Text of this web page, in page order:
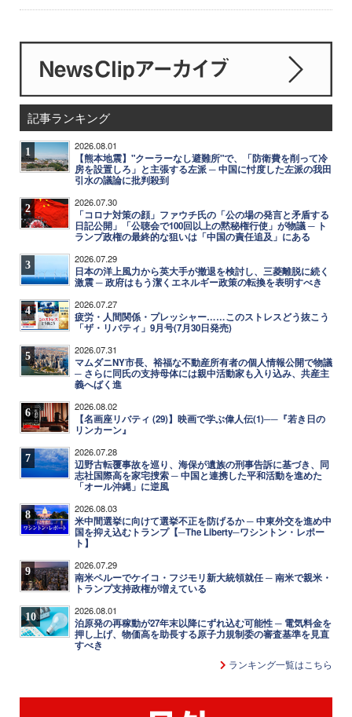
記事ランキング
1 2026.08.01
【熊本地震】"クーラーなし避難所"で、「防衛費を削って冷
房を設置しろ」と主張する左派 ─ 中国に忖度した左派の我田
引水の議論に批判殺到
2 2026.07.30
「コロナ対策の顔」ファウチ氏の「公の場の発言と矛盾する
日記公開」「公聴会で100回以上の黙秘権行使」が物議 ─ ト
ランプ政権の最終的な狙いは「中国の責任追及」にある
3 2026.07.29
日本の洋上風力から英大手が撤退を検討し、三菱離脱に続く
激震 ─ 政府はもう潔くエネルギー政策の転換を表明すべき
4 2026.07.27
疲労・人間関係・プレッシャー……このストレスどう抜こう
「ザ・リバティ」9月号(7月30日発売)
5 2026.07.31
マムダニNY市長、裕福な不動産所有者の個人情報公開で物議
─ さらに同氏の支持母体には親中活動家も入り込み、共産主
義へばく進
6 2026.08.02
【名画座リバティ (29)】映画で学ぶ偉人伝(1)──『若き日の
リンカーン』
7 2026.07.28
辺野古転覆事故を巡り、海保が遺族の刑事告訴に基づき、同
志社国際高を家宅捜索 ─ 中国と連携した平和活動を進めた
「オール沖縄」に逆風
8 2026.08.03
米中間選挙に向けて選挙不正を防げるか ─ 中東外交を進め中
国を抑え込むトランプ【─The Liberty─ワシントン・レポー
ト】
9 2026.07.29
南米ペルーでケイコ・フジモリ新大統領就任 ─ 南米で親米・
トランプ支持政権が増えている
10 2026.08.01
泊原発の再稼動が27年末以降にずれ込む可能性 ─ 電気料金を
押し上げ、物価高を助長する原子力規制委の審査基準を見直
すべき
ランキング一覧はこちら